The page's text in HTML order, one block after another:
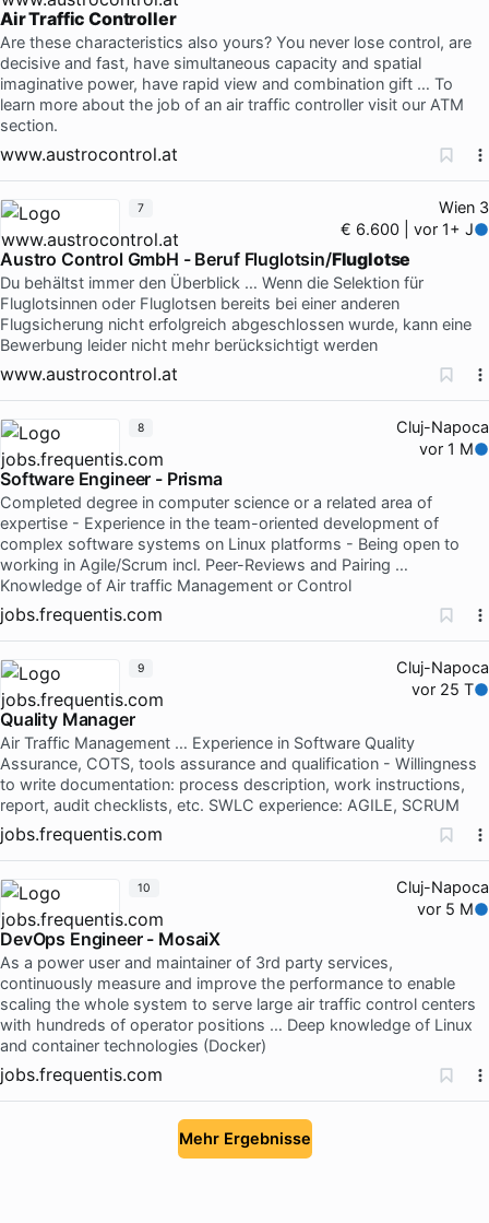
Air Traffic Controller
Are these characteristics also yours? You never lose control, are
decisive and fast, have simultaneous capacity and spatial
imaginative power, have rapid view and combination gift … To
learn more about the job of an air traffic controller visit our ATM
section.
www.austrocontrol.at
Wien 3
€ 6.600 | vor 1+ J
Austro Control GmbH - Beruf Fluglotsin/Fluglotse
Du behältst immer den Überblick … Wenn die Selektion für
Fluglotsinnen oder Fluglotsen bereits bei einer anderen
Flugsicherung nicht erfolgreich abgeschlossen wurde, kann eine
Bewerbung leider nicht mehr berücksichtigt werden
www.austrocontrol.at
7
Cluj-Napoca
vor 1 M
Software Engineer - Prisma
Completed degree in computer science or a related area of
expertise - Experience in the team-oriented development of
complex software systems on Linux platforms - Being open to
working in Agile/Scrum incl. Peer-Reviews and Pairing …
Knowledge of Air traffic Management or Control
jobs.frequentis.com
8
Cluj-Napoca
vor 25 T
Quality Manager
Air Traffic Management … Experience in Software Quality
Assurance, COTS, tools assurance and qualification - Willingness
to write documentation: process description, work instructions,
report, audit checklists, etc. SWLC experience: AGILE, SCRUM
jobs.frequentis.com
9
Cluj-Napoca
vor 5 M
DevOps Engineer - MosaiX
As a power user and maintainer of 3rd party services,
continuously measure and improve the performance to enable
scaling the whole system to serve large air traffic control centers
with hundreds of operator positions … Deep knowledge of Linux
and container technologies (Docker)
jobs.frequentis.com
10
Mehr Ergebnisse